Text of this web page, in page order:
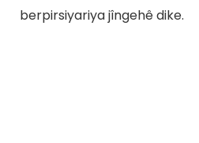
berpirsiyariya jîngehê dike.